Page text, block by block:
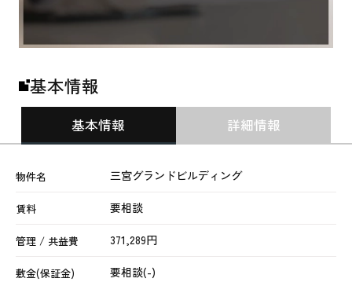
基本情報
基本情報 詳細情報
物件名 三宮グランドビルディング
賃料 要相談
管理 / 共益費 371,289円
敷金(保証金) 要相談(-)